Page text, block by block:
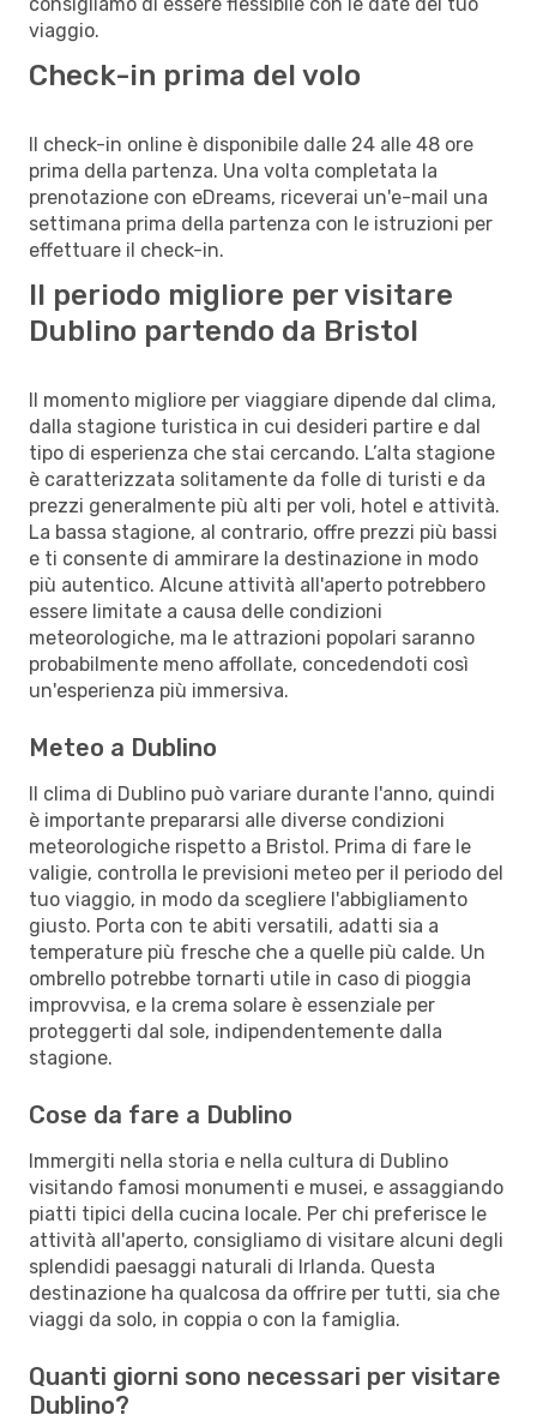
viaggio.
Check-in prima del volo
Il check-in online è disponibile dalle 24 alle 48 ore
prima della partenza. Una volta completata la
prenotazione con eDreams, riceverai un'e-mail una
settimana prima della partenza con le istruzioni per
effettuare il check-in.
Il periodo migliore per visitare
Dublino partendo da Bristol
Il momento migliore per viaggiare dipende dal clima,
dalla stagione turistica in cui desideri partire e dal
tipo di esperienza che stai cercando. L’alta stagione
è caratterizzata solitamente da folle di turisti e da
prezzi generalmente più alti per voli, hotel e attività.
La bassa stagione, al contrario, offre prezzi più bassi
e ti consente di ammirare la destinazione in modo
più autentico. Alcune attività all'aperto potrebbero
essere limitate a causa delle condizioni
meteorologiche, ma le attrazioni popolari saranno
probabilmente meno affollate, concedendoti così
un'esperienza più immersiva.
Meteo a Dublino
Il clima di Dublino può variare durante l'anno, quindi
è importante prepararsi alle diverse condizioni
meteorologiche rispetto a Bristol. Prima di fare le
valigie, controlla le previsioni meteo per il periodo del
tuo viaggio, in modo da scegliere l'abbigliamento
giusto. Porta con te abiti versatili, adatti sia a
temperature più fresche che a quelle più calde. Un
ombrello potrebbe tornarti utile in caso di pioggia
improvvisa, e la crema solare è essenziale per
proteggerti dal sole, indipendentemente dalla
stagione.
Cose da fare a Dublino
Immergiti nella storia e nella cultura di Dublino
visitando famosi monumenti e musei, e assaggiando
piatti tipici della cucina locale. Per chi preferisce le
attività all'aperto, consigliamo di visitare alcuni degli
splendidi paesaggi naturali di Irlanda. Questa
destinazione ha qualcosa da offrire per tutti, sia che
viaggi da solo, in coppia o con la famiglia.
Quanti giorni sono necessari per visitare
Dublino?